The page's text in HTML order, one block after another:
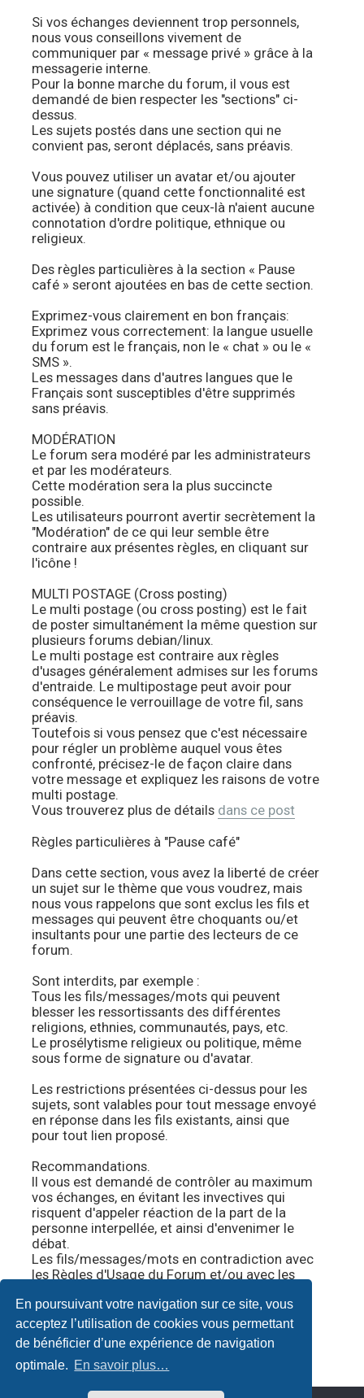
En poursuivant votre navigation sur ce site, vous
acceptez l’utilisation de cookies vous permettant
de bénéficier d’une expérience de navigation
optimale. En savoir plus…
Si vos échanges deviennent trop personnels,
nous vous conseillons vivement de
communiquer par « message privé » grâce à la
messagerie interne.
Pour la bonne marche du forum, il vous est
demandé de bien respecter les "sections" ci-
dessus.
Les sujets postés dans une section qui ne
convient pas, seront déplacés, sans préavis.
Vous pouvez utiliser un avatar et/ou ajouter
une signature (quand cette fonctionnalité est
activée) à condition que ceux-là n'aient aucune
connotation d'ordre politique, ethnique ou
religieux.
Des règles particulières à la section « Pause
café » seront ajoutées en bas de cette section.
Exprimez-vous clairement en bon français:
Exprimez vous correctement: la langue usuelle
du forum est le français, non le « chat » ou le «
SMS ».
Les messages dans d'autres langues que le
Français sont susceptibles d'être supprimés
sans préavis.
MODÉRATION
Le forum sera modéré par les administrateurs
et par les modérateurs.
Cette modération sera la plus succincte
possible.
Les utilisateurs pourront avertir secrètement la
"Modération" de ce qui leur semble être
contraire aux présentes règles, en cliquant sur
l'icône !
MULTI POSTAGE (Cross posting)
Le multi postage (ou cross posting) est le fait
de poster simultanément la même question sur
plusieurs forums debian/linux.
Le multi postage est contraire aux règles
d'usages généralement admises sur les forums
d'entraide. Le multipostage peut avoir pour
conséquence le verrouillage de votre fil, sans
préavis.
Toutefois si vous pensez que c'est nécessaire
pour régler un problème auquel vous êtes
confronté, précisez-le de façon claire dans
votre message et expliquez les raisons de votre
multi postage.
Vous trouverez plus de détails dans ce post
Règles particulières à "Pause café"
Dans cette section, vous avez la liberté de créer
un sujet sur le thème que vous voudrez, mais
nous vous rappelons que sont exclus les fils et
messages qui peuvent être choquants ou/et
insultants pour une partie des lecteurs de ce
forum.
Sont interdits, par exemple :
Tous les fils/messages/mots qui peuvent
blesser les ressortissants des différentes
religions, ethnies, communautés, pays, etc.
Le prosélytisme religieux ou politique, même
sous forme de signature ou d'avatar.
Les restrictions présentées ci-dessus pour les
sujets, sont valables pour tout message envoyé
en réponse dans les fils existants, ainsi que
pour tout lien proposé.
Recommandations.
Il vous est demandé de contrôler au maximum
vos échanges, en évitant les invectives qui
risquent d'appeler réaction de la part de la
personne interpellée, et ainsi d'envenimer le
débat.
Les fils/messages/mots en contradiction avec
les Règles d'Usage du Forum et/ou avec les
supprimés sans explication.
Vivre et échanger en bonne entente ne tient
qu'à nous.#